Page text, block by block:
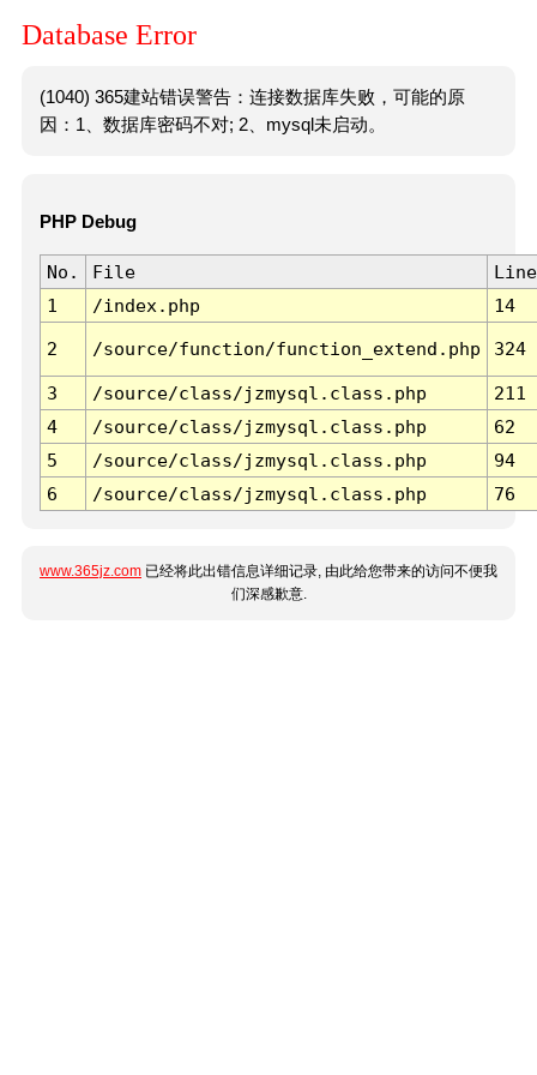
Database Error
(1040) 365建站错误警告：连接数据库失败，可能的原
因：1、数据库密码不对; 2、mysql未启动。
PHP Debug
No. File
Line
1
/index.php 14
2 /source/function/function_extend.php 324
3 /source/class/jzmysql.class.php
211
4
/source/class/jzmysql.class.php
62
5
/source/class/jzmysql.class.php
94
6
/source/class/jzmysql.class.php 76
www.365jz.com 已经将此出错信息详细记录, 由此给您带来的访问不便我
们深感歉意.